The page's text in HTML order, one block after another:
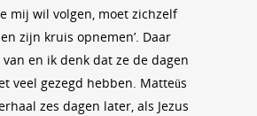
mij wil volgen, moet zichzelf
zijn kruis opnemen’. Daar
en ik denk dat ze de dagen
veel gezegd hebben. Matteüs
zes dagen later, als Jezus